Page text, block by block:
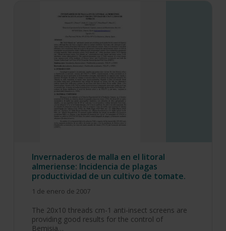
Invernaderos de malla en el litoral
almeriense: Incidencia de plagas
productividad de un cultivo de tomate.
1 de enero de 2007
The 20x10 threads cm-1 anti-insect screens are
providing good results for the control of
Bemisia…